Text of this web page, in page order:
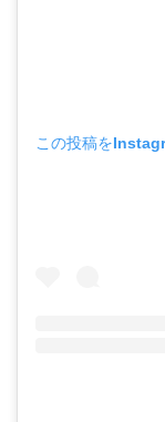
この投稿を